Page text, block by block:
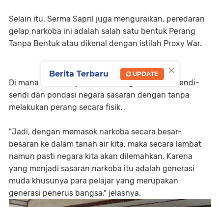
Selain itu, Serma Sapril juga menguraikan, peredaran
gelap narkoba ini adalah salah satu bentuk Perang
Tanpa Bentuk atau dikenal dengan istilah Proxy War.
Di mana sasarannya adalah menghancurkan sendi-
sendi dan pondasi negara sasaran dengan tanpa
melakukan perang secara fisik.
"Jadi, dengan memasok narkoba secara besar-
besaran ke dalam tanah air kita, maka secara lambat
namun pasti negara kita akan dilemahkan. Karena
yang menjadi sasaran narkoba itu adalah generasi
muda khusunya para pelajar yang merupakan
generasi penerus bangsa," jelasnya.
×
Berita Terbaru UPDATE